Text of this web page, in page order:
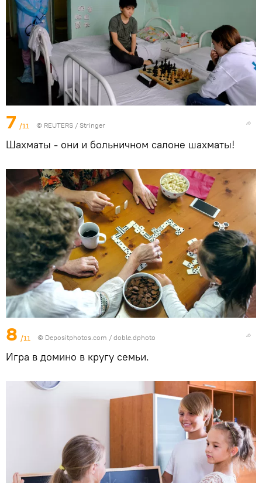
7 /11 © REUTERS / Stringer
Шахматы - они и больничном салоне шахматы!
8 /11 © Depositphotos.com / doble.dphoto
Игра в домино в кругу семьи.